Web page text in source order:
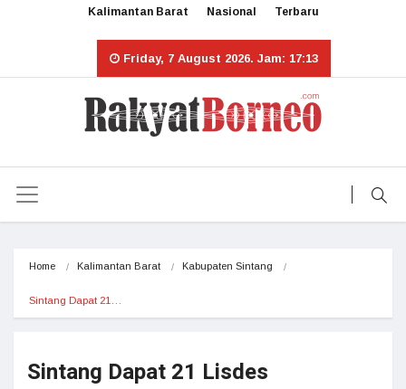
Kalimantan Barat Nasional Terbaru
Friday, 7 August 2026. Jam: 17:13
Home Kalimantan Barat Kabupaten Sintang
Sintang Dapat 21…
Sintang Dapat 21 Lisdes